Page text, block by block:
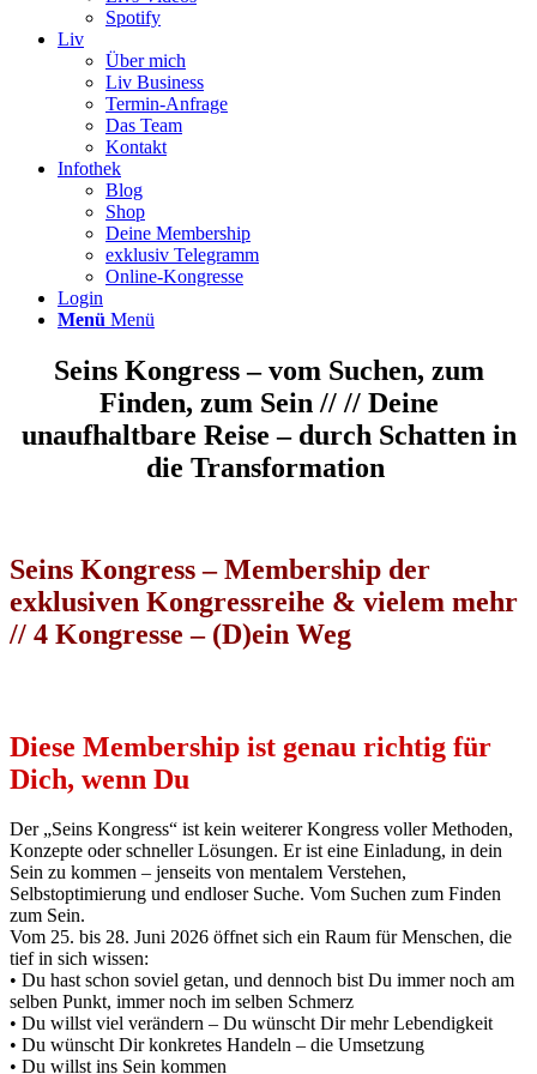
Spotify
Liv
Über mich
Liv Business
Termin-Anfrage
Das Team
Kontakt
Infothek
Blog
Shop
Deine Membership
exklusiv Telegramm
Online-Kongresse
Login
Menü Menü
Seins Kongress – vom Suchen, zum
Finden, zum Sein // // Deine
unaufhaltbare Reise – durch Schatten in
die Transformation
Seins Kongress – Membership der
exklusiven Kongressreihe & vielem mehr
// 4 Kongresse – (D)ein Weg
Diese Membership ist genau richtig für
Dich, wenn Du
Der „Seins Kongress“ ist kein weiterer Kongress voller Methoden,
Konzepte oder schneller Lösungen. Er ist eine Einladung, in dein
Sein zu kommen – jenseits von mentalem Verstehen,
Selbstoptimierung und endloser Suche. Vom Suchen zum Finden
zum Sein.
Vom 25. bis 28. Juni 2026 öffnet sich ein Raum für Menschen, die
tief in sich wissen:
• Du hast schon soviel getan, und dennoch bist Du immer noch am
selben Punkt, immer noch im selben Schmerz
• Du willst viel verändern – Du wünscht Dir mehr Lebendigkeit
• Du wünscht Dir konkretes Handeln – die Umsetzung
• Du willst ins Sein kommen